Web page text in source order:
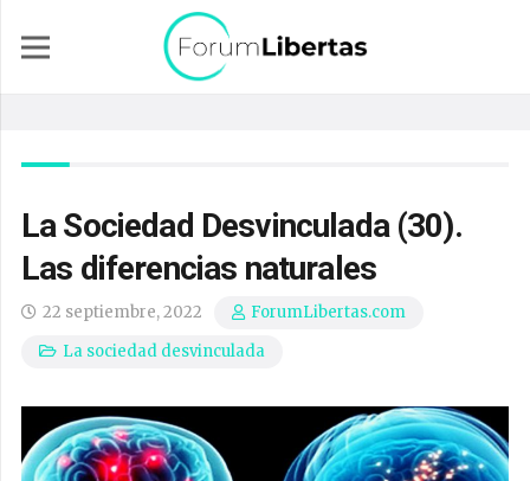
La Sociedad Desvinculada (30).
Las diferencias naturales
22 septiembre, 2022
ForumLibertas.com
La sociedad desvinculada